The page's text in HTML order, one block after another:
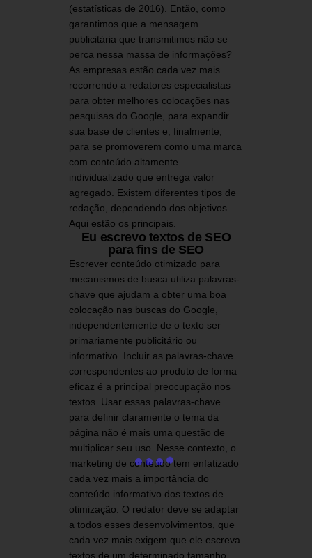
(estatísticas de 2016). Então, como
garantimos que a mensagem
publicitária que transmitimos não se
perca nessa massa de informações?
As empresas estão cada vez mais
recorrendo a redatores especialistas
para obter melhores colocações nas
pesquisas do Google, para expandir
sua base de clientes e, finalmente,
para se promoverem como uma marca
com conteúdo altamente
individualizado que entrega valor
agregado. Existem diferentes tipos de
redação, dependendo dos objetivos.
Aqui estão os principais.
Eu escrevo textos de SEO
para fins de SEO
Escrever conteúdo otimizado para
mecanismos de busca utiliza palavras-
chave que ajudam a obter uma boa
colocação nas buscas do Google,
independentemente de o texto ser
primariamente publicitário ou
informativo. Incluir as palavras-chave
correspondentes ao produto de forma
eficaz é a principal preocupação nos
textos. Usar essas palavras-chave
para definir claramente o tema da
página não é mais uma questão de
multiplicar seu uso. Nesse contexto, o
marketing de conteúdo tem enfatizado
cada vez mais a importância do
conteúdo informativo dos textos de
otimização. O redator deve se adaptar
a todos esses desenvolvimentos, que
cada vez mais exigem que ele escreva
textos de um determinado tamanho.